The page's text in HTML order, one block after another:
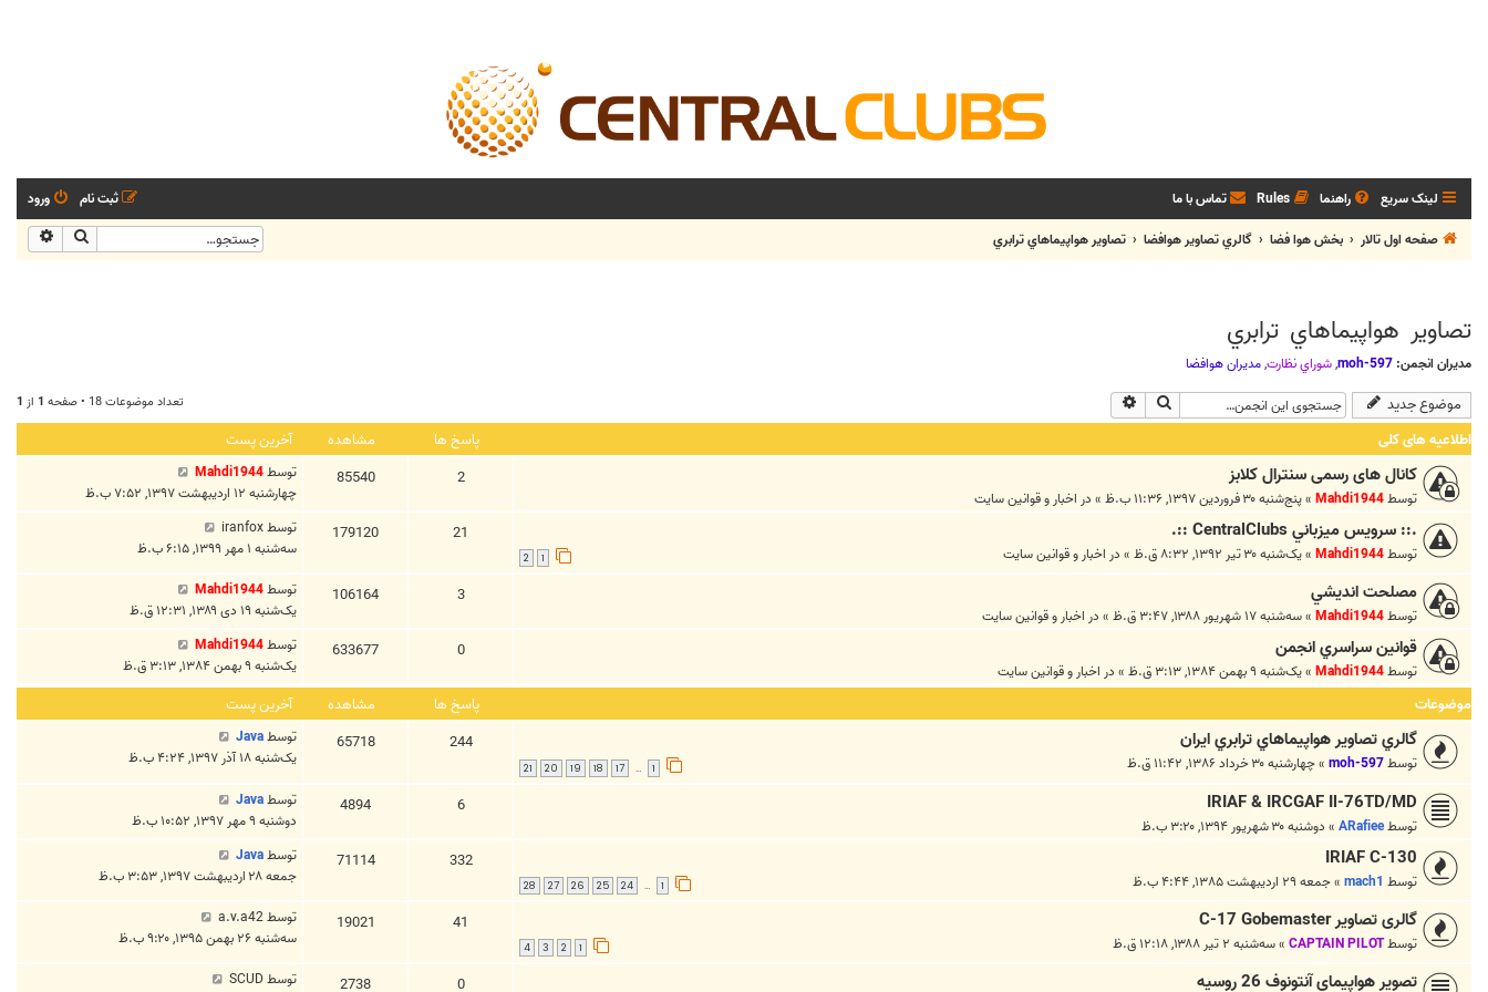
لینک سریع راهنما Rules تماس با ما ورود
ثبت نام
صفحه اول تالار
بخش هوا فضا گالري تصاوير هوافضا تصاوير هواپيماهاي ترابري جستجو
تصاوير هواپيماهاي ترابري
مدیران انجمن: moh-597
,شوراي نظارت,مديران هوافضا
موضوع جدید جستجو تعداد موضوعات 18 • صفحه 1 از 1
اطلاعیه های کلی پاسخ ها مشاهده آخرین پست
کانال های رسمی سنترال کلابز
توسطMahdi1944
»پنج‌شنبه ۳۰ فروردین ۱۳۹۷, ۱۱:۳۶ ب.ظ » در اخبار و قوانين سايت
2
85540 توسطMahdi1944
چهارشنبه ۱۲ اردیبهشت ۱۳۹۷, ۷:۵۲ ب.ظ
.:: سرويس ميزباني CentralClubs ::.
توسطMahdi1944
»یک‌شنبه ۳۰ تیر ۱۳۹۲, ۸:۳۲ ق.ظ » در اخبار و قوانين سايت 1
2
21
179120 توسطiranfox
سه‌شنبه ۱ مهر ۱۳۹۹, ۶:۱۵ ب.ظ
مصلحت انديشي
توسطMahdi1944
»سه‌شنبه ۱۷ شهریور ۱۳۸۸, ۳:۴۷ ق.ظ » در اخبار و قوانين سايت
3
106164 توسطMahdi1944
یک‌شنبه ۱۹ دی ۱۳۸۹, ۱۲:۳۱ ق.ظ
قوانين سراسري انجمن
توسطMahdi1944
»یک‌شنبه ۹ بهمن ۱۳۸۴, ۳:۱۳ ق.ظ » در اخبار و قوانين سايت
0
633677 توسطMahdi1944
یک‌شنبه ۹ بهمن ۱۳۸۴, ۳:۱۳ ق.ظ
موضوعات پاسخ ها مشاهده آخرین پست
گالري تصاوير هواپيماهاي ترابري ايران
توسطmoh-597
»چهارشنبه ۳۰ خرداد ۱۳۸۶, ۱۱:۴۲ ق.ظ 1
…
17
18
19
20
21
244
65718 توسطJava
یک‌شنبه ۱۸ آذر ۱۳۹۷, ۴:۲۴ ب.ظ
IRIAF & IRCGAF Il-76TD/MD
توسطARafiee
» دوشنبه ۳۰ شهریور ۱۳۹۴, ۳:۲۰ ب.ظ
6
4894 توسطJava
دوشنبه ۹ مهر ۱۳۹۷, ۱۰:۵۲ ب.ظ
IRIAF C-130
توسط mach1
»جمعه ۲۹ اردیبهشت ۱۳۸۵, ۴:۴۴ ب.ظ 1
…
24
25
26
27
28
332
71114 توسطJava
جمعه ۲۸ اردیبهشت ۱۳۹۷, ۳:۵۳ ب.ظ
گالری تصاویر C-17 Gobemaster
توسطCAPTAIN PILOT
»سه‌شنبه ۲ تیر ۱۳۸۸, ۱۲:۱۸ ق.ظ 1
2
3
4
41
19021 توسطa.v.a42
سه‌شنبه ۲۶ بهمن ۱۳۹۵, ۹:۲۰ ب.ظ
تصویر هواپیمای آنتونوف 26 روسیه 0
2738 توسطSCUD